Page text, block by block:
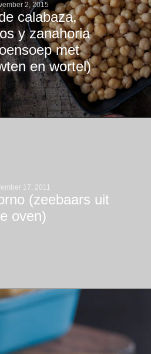
2, 2015
calabaza,
y zanahoria
met
en wortel)
17, 2011
(zeebaars uit
oven)